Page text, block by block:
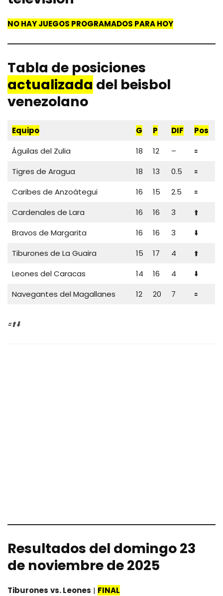
NO HAY JUEGOS PROGRAMADOS PARA HOY
Tabla de posiciones
actualizada del beisbol
venezolano
Equipo G P DIF
Pos
Águilas del Zulia
18 12 –
🟰
Tigres de Aragua
18 13 0.5
🟰
Caribes de Anzoátegui
16 15 2.5
🟰
Cardenales de Lara
16 16 3
⬆️
Bravos de Margarita
16 16 3
⬇️
Tiburones de La Guaira
15 17 4
⬆️
Leones del Caracas
14 16 4
⬇️
Navegantes del Magallanes
12 20 7 🟰
🟰⬆️⬇️
Resultados del domingo 23
de noviembre de 2025
Tiburones vs. Leones | FINAL